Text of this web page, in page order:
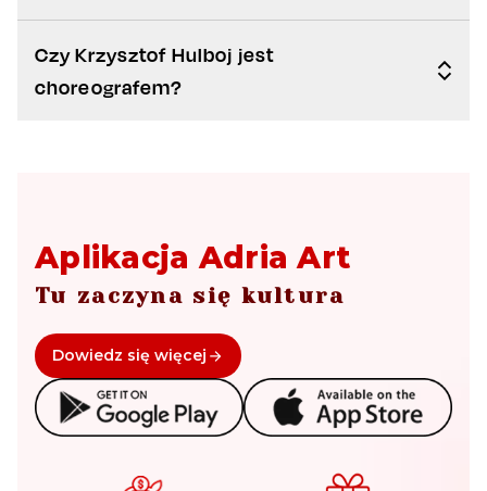
Czy Krzysztof Hulboj jest
choreografem?
Aplikacja Adria Art
Tu zaczyna się kultura
Dowiedz się więcej